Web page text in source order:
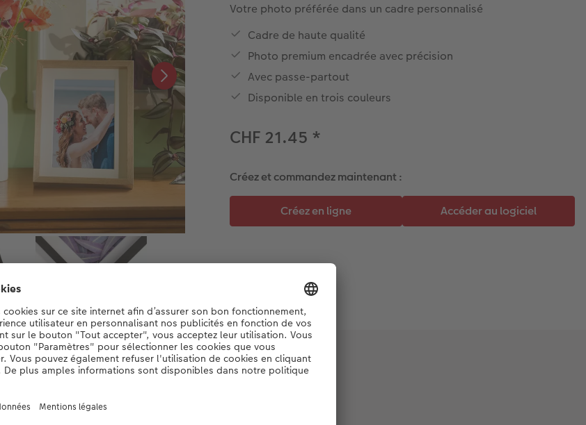
Votre photo préférée dans un cadre personnalisé
Cadre de haute qualité
Photo premium encadrée avec précision
Avec passe-partout
Disponible en trois couleurs
CHF 21.45 *
Créez et commandez maintenant :
Détails du produit